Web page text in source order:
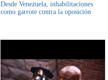
Desde Venezuela, inhabilitaciones
como garrote contra la oposición